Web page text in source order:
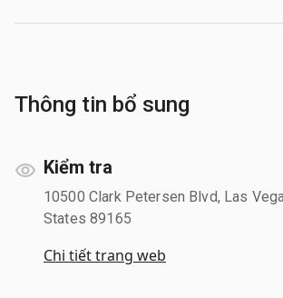
Thông tin bổ sung
Kiểm tra
10500 Clark Petersen Blvd, Las
States 89165
Chi tiết trang web